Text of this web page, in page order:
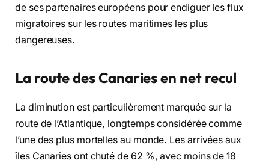
de ses partenaires européens pour endiguer les flux
migratoires sur les routes maritimes les plus
dangereuses.
La route des Canaries en net recul
La diminution est particulièrement marquée sur la
route de l’Atlantique, longtemps considérée comme
l’une des plus mortelles au monde. Les arrivées aux
îles Canaries ont chuté de 62 %, avec moins de 18